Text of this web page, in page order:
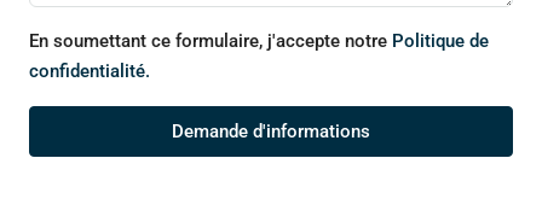
En soumettant ce formulaire, j'accepte notre Politique de
confidentialité.
Demande d'informations